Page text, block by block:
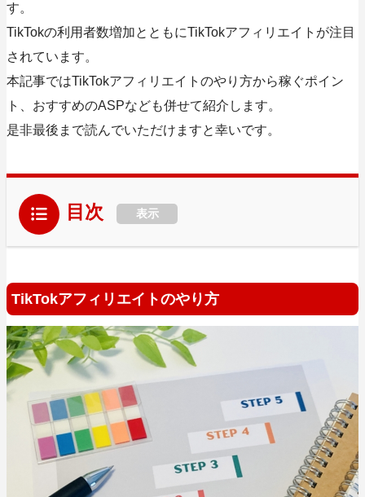
す。
TikTokの利用者数増加とともにTikTokアフィリエイトが注目
されています。
本記事ではTikTokアフィリエイトのやり方から稼ぐポイン
ト、おすすめのASPなども併せて紹介します。
是非最後まで読んでいただけますと幸いです。
目次 表示
TikTokアフィリエイトのやり方